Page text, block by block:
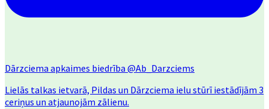
Dārzciema apkaimes biedrība @Ab_Darzciems
Lielās talkas ietvarā, Pildas un Dārzciema ielu stūrī iestādījām 3
ceriņus un atjaunojām zālienu.